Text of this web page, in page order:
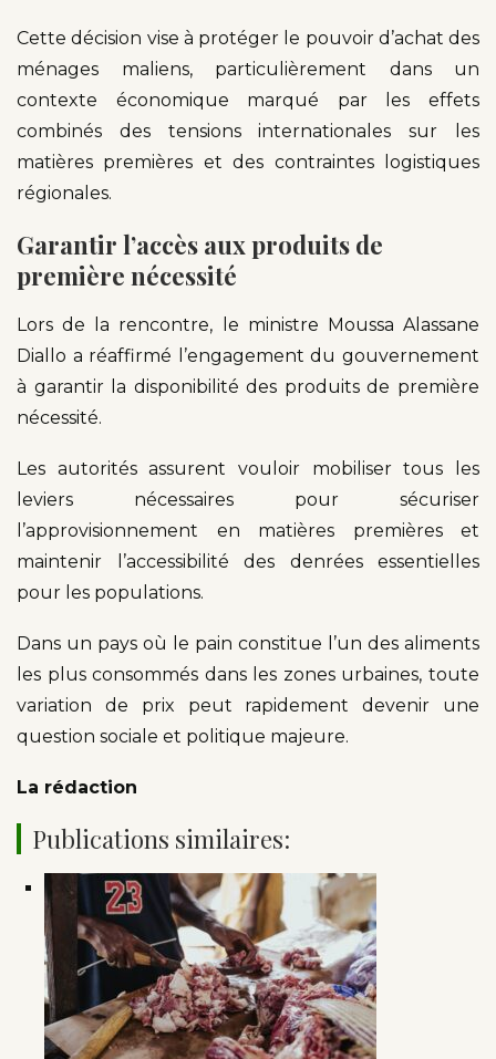
Cette décision vise à protéger le pouvoir d’achat des
ménages maliens, particulièrement dans un
contexte économique marqué par les effets
combinés des tensions internationales sur les
matières premières et des contraintes logistiques
régionales.
Garantir l’accès aux produits de
première nécessité
Lors de la rencontre, le ministre Moussa Alassane
Diallo a réaffirmé l’engagement du gouvernement
à garantir la disponibilité des produits de première
nécessité.
Les autorités assurent vouloir mobiliser tous les
leviers nécessaires pour sécuriser
l’approvisionnement en matières premières et
maintenir l’accessibilité des denrées essentielles
pour les populations.
Dans un pays où le pain constitue l’un des aliments
les plus consommés dans les zones urbaines, toute
variation de prix peut rapidement devenir une
question sociale et politique majeure.
La rédaction
Publications similaires: